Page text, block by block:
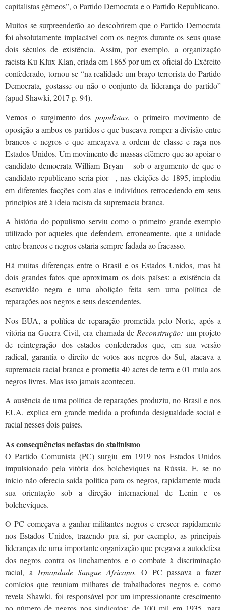
capitalistas gêmeos”, o Partido Democrata e o Partido Republicano.
Muitos se surpreenderão ao descobrirem que o Partido Democrata
foi absolutamente implacável com os negros durante os seus quase
dois séculos de existência. Assim, por exemplo, a organização
racista Ku Klux Klan, criada em 1865 por um ex-oficial do Exército
confederado, tornou-se “na realidade um braço terrorista do Partido
Democrata, gostasse ou não o conjunto da liderança do partido”
(apud Shawki, 2017 p. 94).
Vemos o surgimento dos populistas, o primeiro movimento de
oposição a ambos os partidos e que buscava romper a divisão entre
brancos e negros e que ameaçava a ordem de classe e raça nos
Estados Unidos. Um movimento de massas efêmero que ao apoiar o
candidato democrata William Bryan – sob o argumento de que o
candidato republicano seria pior –, nas eleições de 1895, implodiu
em diferentes facções com alas e indivíduos retrocedendo em seus
princípios até à ideia racista da supremacia branca.
A história do populismo serviu como o primeiro grande exemplo
utilizado por aqueles que defendem, erroneamente, que a unidade
entre brancos e negros estaria sempre fadada ao fracasso.
Há muitas diferenças entre o Brasil e os Estados Unidos, mas há
dois grandes fatos que aproximam os dois países: a existência da
escravidão negra e uma abolição feita sem uma política de
reparações aos negros e seus descendentes.
Nos EUA, a política de reparação prometida pelo Norte, após a
vitória na Guerra Civil, era chamada de Reconstrução: um projeto
de reintegração dos estados confederados que, em sua versão
radical, garantia o direito de votos aos negros do Sul, atacava a
supremacia racial branca e prometia 40 acres de terra e 01 mula aos
negros livres. Mas isso jamais aconteceu.
A ausência de uma política de reparações produziu, no Brasil e nos
EUA, explica em grande medida a profunda desigualdade social e
racial nesses dois países.
As consequências nefastas do stalinismo
O Partido Comunista (PC) surgiu em 1919 nos Estados Unidos
impulsionado pela vitória dos bolcheviques na Rússia. E, se no
início não oferecia saída política para os negros, rapidamente muda
sua orientação sob a direção internacional de Lenin e os
bolcheviques.
O PC começava a ganhar militantes negros e crescer rapidamente
nos Estados Unidos, trazendo pra si, por exemplo, as principais
lideranças de uma importante organização que pregava a autodefesa
dos negros contra os linchamentos e o combate à discriminação
racial, a Irmandade Sangue Africano. O PC passava a fazer
comícios que reuniam milhares de trabalhadores negros e, como
revela Shawki, foi responsável por um impressionante crescimento